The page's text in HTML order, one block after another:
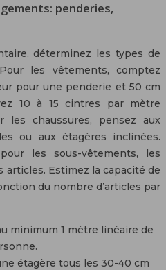
penderies,
déterminez les types de
les vêtements, comptez
pour une penderie et 50 cm
10 à 15 cintres par mètre
les chaussures, pensez aux
ou aux étagères inclinées.
les sous-vêtements, les
Estimez la capacité de
du nombre d’articles par
minimum 1 mètre linéaire de
étagère tous les 30-40 cm